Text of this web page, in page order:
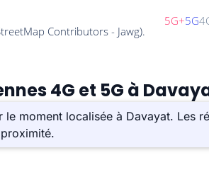
4G et 5G à
moment localisée à Davayat. Les